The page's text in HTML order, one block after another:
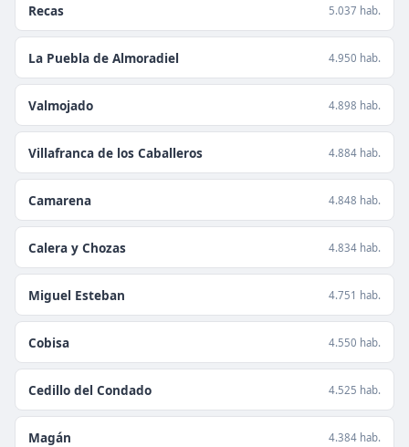
Recas 5.037 hab.
La Puebla de Almoradiel 4.950 hab.
Valmojado 4.898 hab.
Villafranca de los Caballeros 4.884 hab.
Camarena 4.848 hab.
Calera y Chozas 4.834 hab.
Miguel Esteban 4.751 hab.
Cobisa 4.550 hab.
Cedillo del Condado 4.525 hab.
Magán 4.384 hab.